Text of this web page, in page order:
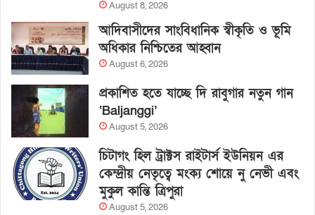
August 8, 2026
আদিবাসীদের সাংবিধানিক স্বীকৃতি ও ভূমি
অধিকার নিশ্চিতের আহ্বান
August 6, 2026
প্রকাশিত হতে যাচ্ছে দি রাবুগার নতুন গান
‘Baljanggi’
August 5, 2026
চিটাগং হিল ট্রাক্টস রাইটার্স ইউনিয়ন এর
কেন্দ্রীয় নেতৃত্বে মংক্য শোয়ে নু নেভী এবং
মুকুল কান্তি ত্রিপুরা
August 5, 2026